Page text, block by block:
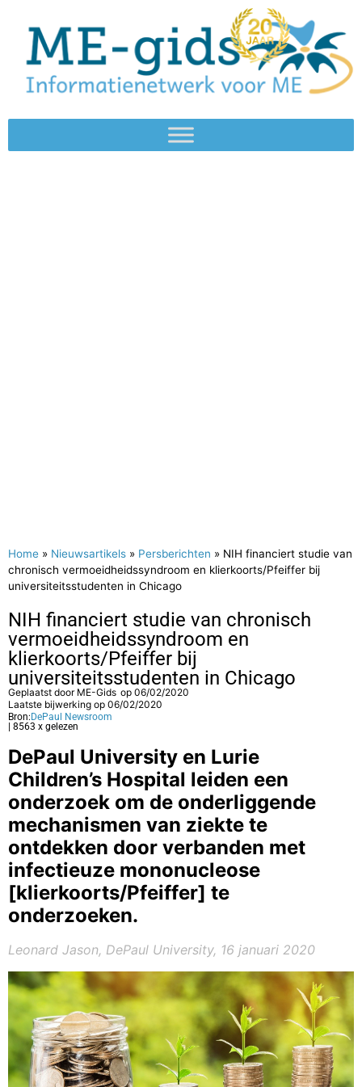
Home » Nieuwsartikels » Persberichten » NIH financiert studie van
chronisch vermoeidheidssyndroom en klierkoorts/Pfeiffer bij
universiteitsstudenten in Chicago
NIH financiert studie van chronisch
vermoeidheidssyndroom en
klierkoorts/Pfeiffer bij
universiteitsstudenten in Chicago
Geplaatst door ME-Gids op 06/02/2020
Laatste bijwerking op 06/02/2020
Bron: DePaul Newsroom
| 8563 x gelezen
DePaul University en Lurie
Children’s Hospital leiden een
onderzoek om de onderliggende
mechanismen van ziekte te
ontdekken door verbanden met
infectieuze mononucleose
[klierkoorts/Pfeiffer] te
onderzoeken.
Leonard Jason, DePaul University, 16 januari 2020